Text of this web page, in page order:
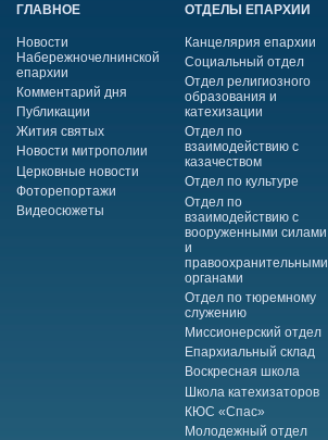
ГЛАВНОЕ
Новости
Набережночелнинской
епархии
Комментарий дня
Публикации
Жития святых
Новости митрополии
Церковные новости
Фоторепортажи
Видеосюжеты
ОТДЕЛЫ ЕПАРХИИ
Канцелярия епархии
Социальный отдел
Отдел религиозного
образования и
катехизации
Отдел по
взаимодействию с
казачеством
Отдел по культуре
Отдел по
взаимодействию с
вооруженными силами
и
правоохранительными
органами
Отдел по тюремному
служению
Миссионерский отдел
Епархиальный склад
Воскресная школа
Школа катехизаторов
КЮС «Спас»
Молодежный отдел